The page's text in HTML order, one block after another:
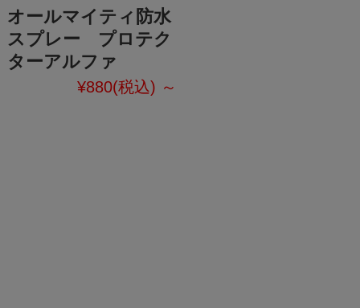
オールマイティ防水
スプレー プロテク
ターアルファ
¥880(税込) ～